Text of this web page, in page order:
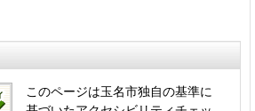
このページは玉名市独自の基準に